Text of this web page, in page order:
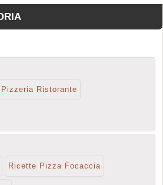
Pizzeria Ristorante
Ricette Pizza Focaccia